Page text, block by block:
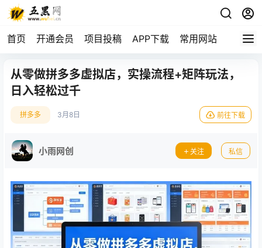
首页 开通会员 项目投稿 APP下载 常用网站
从零做拼多多虚拟店，实操流程+矩阵玩法，
日入轻松过千
拼多多 3月8日 前往下载
小雨网创 关注 私信